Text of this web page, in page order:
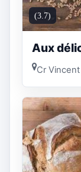
(3.7)
Aux
Cr